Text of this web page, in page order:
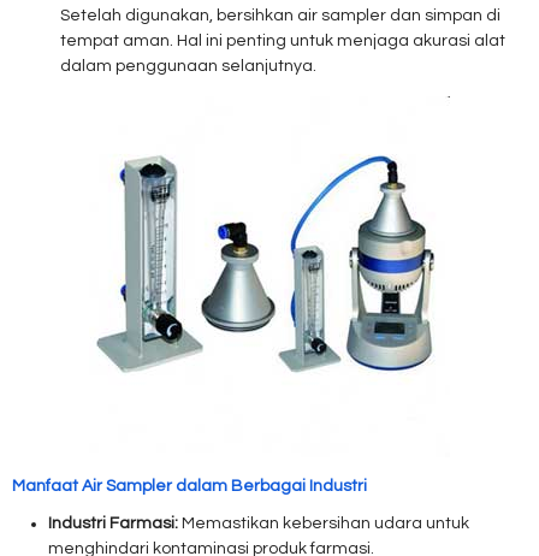
Setelah digunakan, bersihkan air sampler dan simpan di
tempat aman. Hal ini penting untuk menjaga akurasi alat
dalam penggunaan selanjutnya.
Manfaat Air Sampler dalam Berbagai Industri
Industri Farmasi: Memastikan kebersihan udara untuk
menghindari kontaminasi produk farmasi.